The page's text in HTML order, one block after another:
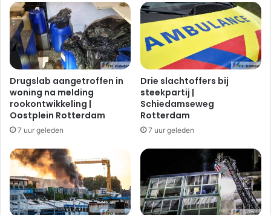
Drugslab aangetroffen in
woning na melding
rookontwikkeling |
Oostplein Rotterdam
7 uur geleden
Drie slachtoffers bij
steekpartij |
Schiedamseweg
Rotterdam
7 uur geleden